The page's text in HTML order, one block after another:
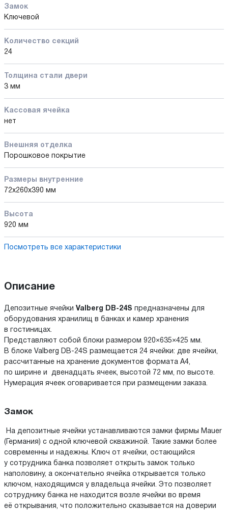
Замок
Ключевой
Количество секций
24
Толщина стали двери
3 мм
Кассовая ячейка
нет
Внешняя отделка
Порошковое покрытие
Размеры внутренние
72x260x390 мм
Высота
920 мм
Посмотреть все характеристики
Описание
Депозитные ячейки Valberg DB-24S предназначены для
оборудования хранилищ в банках и камер хранения
в гостиницах.
Представляют собой блоки размером 920×635×425 мм.
В блоке Valberg DB-24S размещается 24 ячейки: две ячейки,
рассчитанные на хранение документов формата А4,
по ширине и двенадцать ячеек, высотой 72 мм, по высоте.
Нумерация ячеек оговаривается при размещении заказа.
Замок
На депозитные ячейки устанавливаются замки фирмы Mauer
(Германия) с одной ключевой скважиной. Такие замки более
современны и надежны. Ключ от ячейки, остающийся
у сотрудника банка позволяет открыть замок только
наполовину, а окончательно ячейка открывается только
ключом, находящимся у владельца ячейки. Это позволяет
сотруднику банка не находится возле ячейки во время
её открывания, что положительно сказывается на доверии